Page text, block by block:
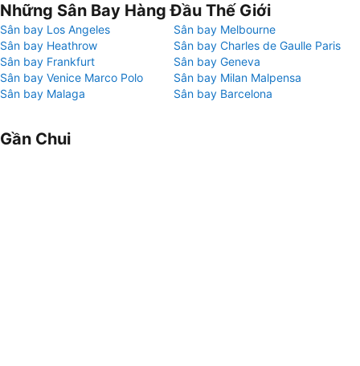
Những Sân Bay Hàng Đầu Thế Giới
Sân bay Los Angeles
Sân bay Melbourne
Sân bay Heathrow
Sân bay Charles de Gaulle Paris
Sân bay Frankfurt
Sân bay Geneva
Sân bay Venice Marco Polo
Sân bay Milan Malpensa
Sân bay Malaga
Sân bay Barcelona
Gần Chui